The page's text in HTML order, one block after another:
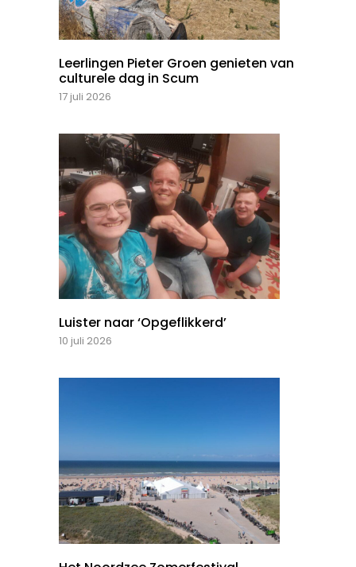
Leerlingen Pieter Groen genieten van
culturele dag in Scum
17 juli 2026
Luister naar ‘Opgeflikkerd’
10 juli 2026